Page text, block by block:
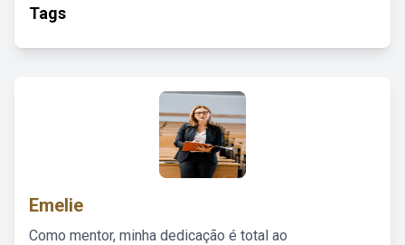
Tags
Emelie
Como mentor, minha dedicação é total ao